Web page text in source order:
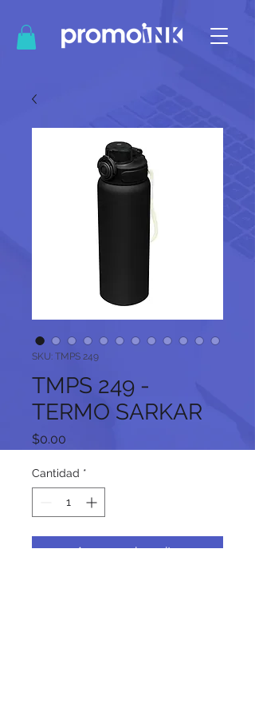
SKU: TMPS 249
TMPS 249 -
TERMO SARKAR
$0.00
Cantidad *
Agregar al carrito